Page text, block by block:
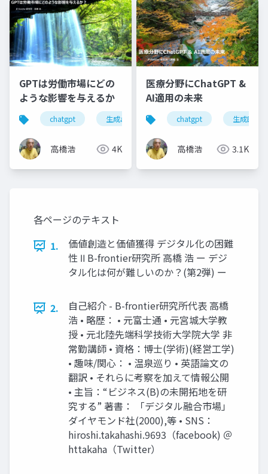
GPTは労働市場にどの
ような影響を与えるか
chatgpt 生成aiツール 生産性向上 生成ai
高橋浩 4K
医療分野にChatGPT &
AI適用の未来
chatgpt 生成医療ai
高橋浩 3.1K
各ページのテキスト
1.
価値創造と価値獲得 デジタル化の困難
性 Ⅱ B-frontier研究所 高橋 浩 ー デジ
タル化は何が難しいのか？(第2弾) ー
2.
自己紹介 - B-frontier研究所代表 高橋
浩 • 略歴： • 元富士通 • 元宮城大学教
授 • 元北陸先端科学技術大学院大学 非
常勤講師 • 資格：博士(学術)(経営工学)
• 趣味/関心： • 温泉巡り • 英語論文の
翻訳 • それらに考察を加えて情報公開
• 主旨：“ビジネス(B)の未開拓地を研
究する” 著書： 「デジタル融合市場」
ダイヤモンド社(2000),等 • SNS：
hiroshi.takahashi.9693（facebook) ＠
httakaha（Twitter）